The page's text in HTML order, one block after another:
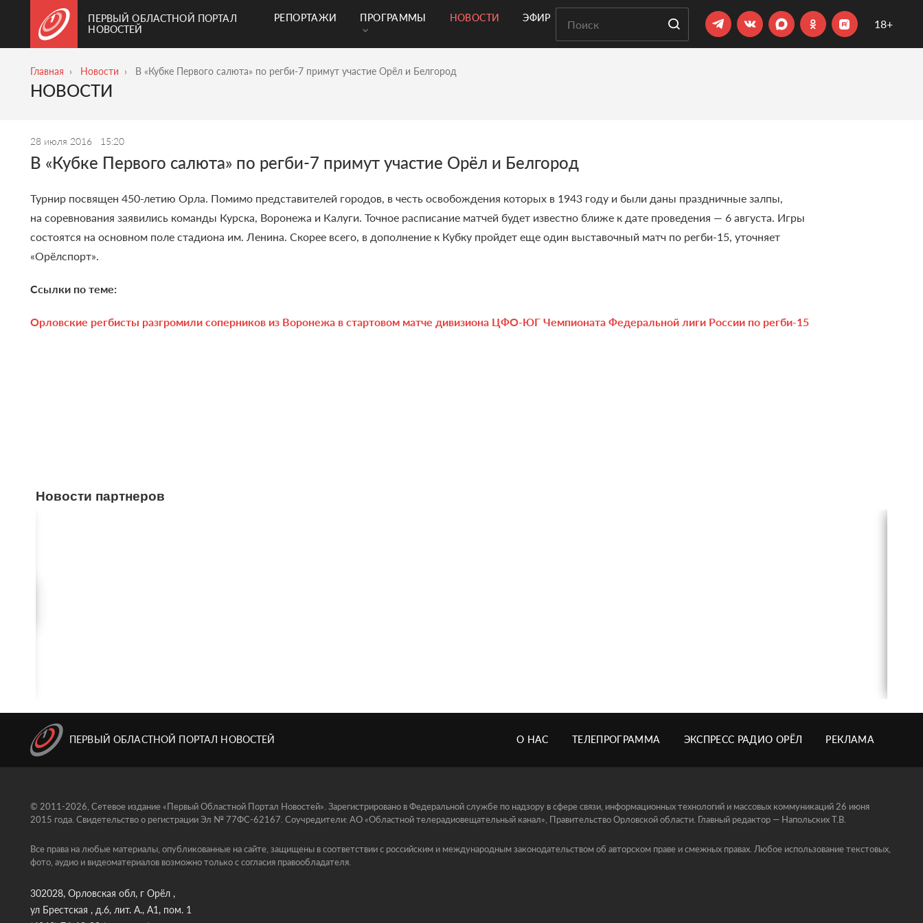
ПЕРВЫЙ ОБЛАСТНОЙ ПОРТАЛ
НОВОСТЕЙ
РЕПОРТАЖИ ПРОГРАММЫ НОВОСТИ ЭФИР 18+
Главная Новости В «Кубке Первого салюта» по регби-7 примут участие Орёл и Белгород
НОВОСТИ
28 июля 2016 15:20
В «Кубке Первого салюта» по регби-7 примут участие Орёл и Белгород
Турнир посвящен 450-летию Орла. Помимо представителей городов, в честь освобождения которых в 1943 году и были даны праздничные залпы,
на соревнования заявились команды Курска, Воронежа и Калуги. Точное расписание матчей будет известно ближе к дате проведения — 6 августа. Игры
состоятся на основном поле стадиона им. Ленина. Скорее всего, в дополнение к Кубку пройдет еще один выставочный матч по регби-15, уточняет
«Орёлспорт».
Ссылки по теме:
Орловские регбисты разгромили соперников из Воронежа в стартовом матче дивизиона ЦФО-ЮГ Чемпионата Федеральной лиги России по регби-15
Новости партнеров
ПЕРВЫЙ ОБЛАСТНОЙ ПОРТАЛ НОВОСТЕЙ О НАС ТЕЛЕПРОГРАММА ЭКСПРЕСС РАДИО ОРЁЛ РЕКЛАМА
© 2011-2026, Сетевое издание «Первый Областной Портал Новостей». Зарегистрировано в Федеральной службе по надзору в сфере связи, информационных технологий и массовых коммуникаций 26 июня
2015 года. Свидетельство о регистрации Эл № 77ФС-62167. Соучредители: АО «Областной телерадиовещательный канал», Правительство Орловской области. Главный редактор — Напольских Т.В.
Все права на любые материалы, опубликованные на сайте, защищены в соответствии с российским и международным законодательством об авторском праве и смежных правах. Любое использование текстовых,
фото, аудио и видеоматериалов возможно только с согласия правообладателя.
302028, Орловская обл, г Орёл ,
ул Брестская , д.6, лит. А., А1, пом. 1